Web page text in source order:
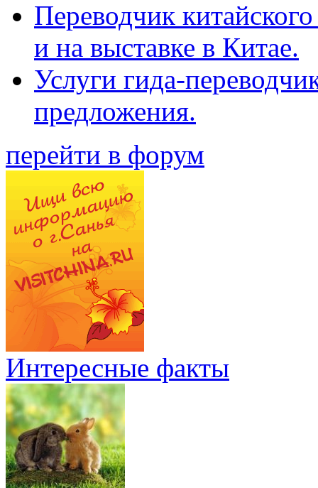
Переводчик
и на выставке в Китае.
Услуги гида-
предложения.
перейти в форум
Интересные факты